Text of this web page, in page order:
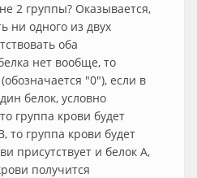
2 группы? Оказывается,
ни одного из двух
оба
нет вообще, то
"0"), если в
белок, условно
группа крови будет
то группа крови будет
присутствует и белок A,
получится